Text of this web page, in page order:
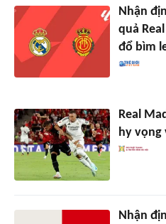
Nhận
quả
đổ bìm
Real
hy vọng
Nhận